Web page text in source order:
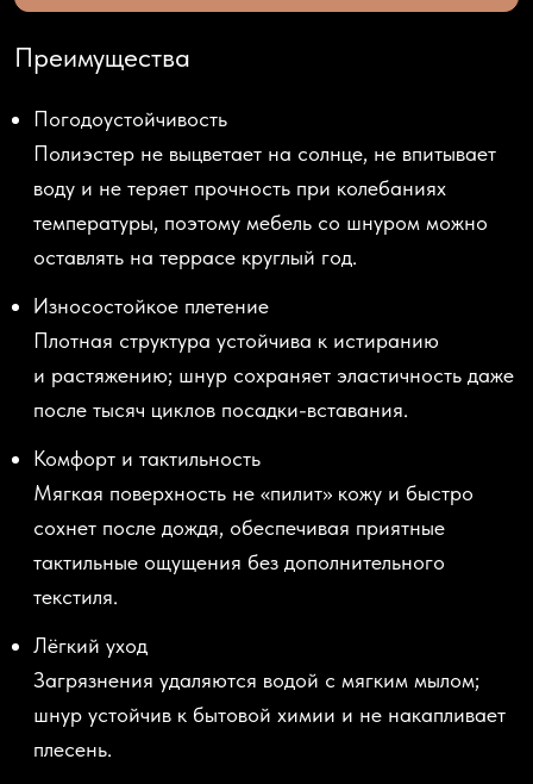
Преимущества
Погодоустойчивость
Полиэстер не выцветает на солнце, не впитывает
воду и не теряет прочность при колебаниях
температуры, поэтому мебель со шнуром можно
оставлять на террасе круглый год.
Износостойкое плетение
Плотная структура устойчива к истиранию
и растяжению; шнур сохраняет эластичность даже
после тысяч циклов посадки-вставания.
Комфорт и тактильность
Мягкая поверхность не «пилит» кожу и быстро
сохнет после дождя, обеспечивая приятные
тактильные ощущения без дополнительного
текстиля.
Лёгкий уход
Загрязнения удаляются водой с мягким мылом;
шнур устойчив к бытовой химии и не накапливает
плесень.